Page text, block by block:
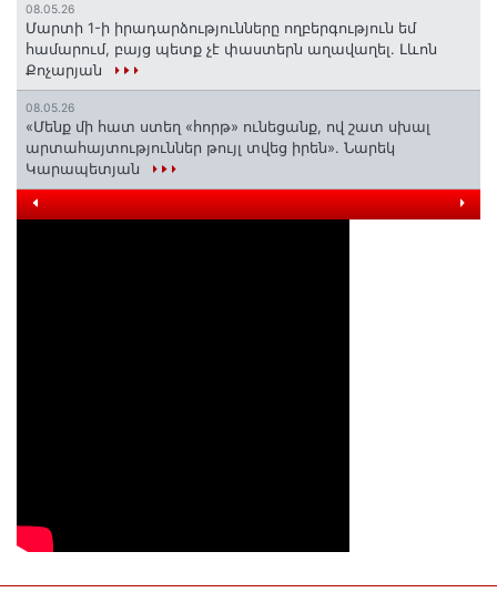
08.05.26
Մարտի 1-ի իրադարձությունները ողբերգություն եմ
համարում, բայց պետք չէ փաստերն աղավաղել. Լևոն
Քոչարյան
08.05.26
«Մենք մի հատ ստեղ «հորթ» ունեցանք, ով շատ սխալ
արտահայտություններ թույլ տվեց իրեն». Նարեկ
Կարապետյան